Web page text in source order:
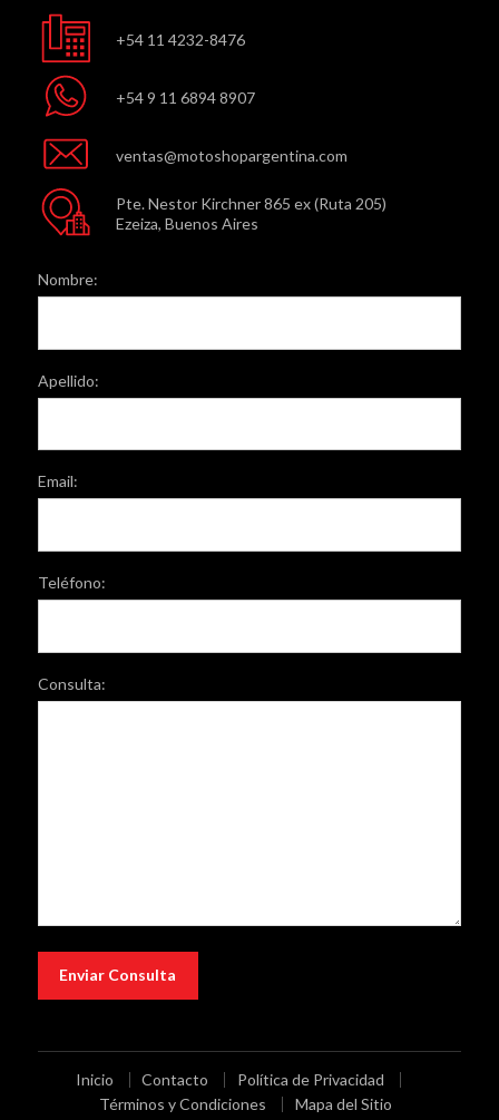
+54 11 4232-8476
+54 9 11 6894 8907
ventas@motoshopargentina.com
Pte. Nestor Kirchner 865 ex (Ruta 205)
Ezeiza, Buenos Aires
Nombre:
Apellido:
Email:
Teléfono:
Consulta:
Inicio Contacto
Política de Privacidad
Términos y Condiciones
Mapa del Sitio